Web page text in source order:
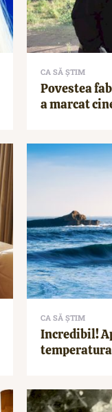
CA SĂ ȘTIM
Povestea
a marcat
CA SĂ ȘTIM
Incredibil!
temperatura